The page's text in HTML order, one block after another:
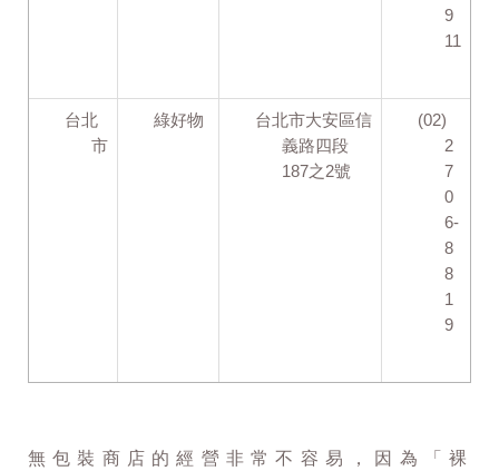
9
11
台北
市
綠好物
台北市大安區信
義路四段
187之2號
(02)
2
7
0
6-
8
8
1
9
無包裝商店的經營非常不容易，因為「裸